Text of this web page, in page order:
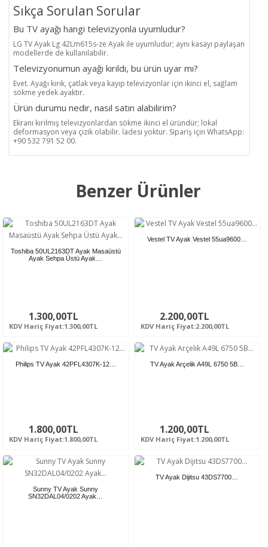
Sıkça Sorulan Sorular
Bu TV ayağı hangi televizyonla uyumludur?
LG TV Ayak Lg 42Lm615s-ze Ayak ile uyumludur; aynı kasayı paylaşan
modellerde de kullanılabilir.
Televizyonumun ayağı kırıldı, bu ürün uyar mı?
Evet. Ayağı kırık, çatlak veya kayıp televizyonlar için ikinci el, sağlam
sökme yedek ayaktır.
Ürün durumu nedir, nasıl satın alabilirim?
Ekranı kırılmış televizyonlardan sökme ikinci el üründür; lokal
deformasyon veya çizik olabilir. İadesi yoktur. Sipariş için WhatsApp:
+90 532 791 52 00.
Benzer Ürünler
Toshiba 50UL2163DT Ayak Masaüstü
Ayak Sehpa Üstü Ayak…
1.300,00TL
KDV Hariç Fiyat:1.300,00TL
Vestel TV Ayak Vestel 55ua9600…
2.200,00TL
KDV Hariç Fiyat:2.200,00TL
Philips TV Ayak 42PFL4307K-12…
1.800,00TL
KDV Hariç Fiyat:1.800,00TL
TV Ayak Arçelik A49L 6750 5B…
1.200,00TL
KDV Hariç Fiyat:1.200,00TL
Sunny TV Ayak Sunny
SN32DAL04/0202 Ayak…
TV Ayak Dijitsu 43DS7700…